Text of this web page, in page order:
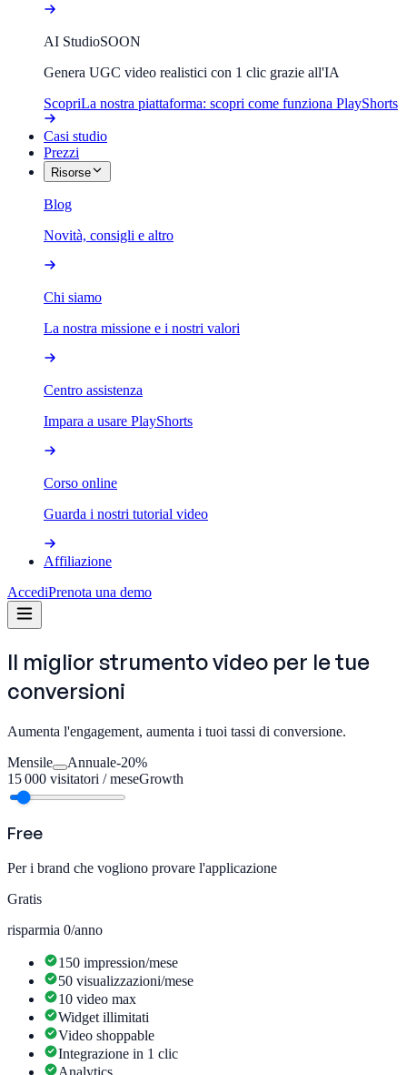
AI StudioSOON
Genera UGC video realistici con 1 clic grazie all'IA
ScopriLa nostra piattaforma: scopri come funziona PlayShorts
Casi studio
Prezzi
Risorse
Blog
Novità, consigli e altro
Chi siamo
La nostra missione e i nostri valori
Centro assistenza
Impara a usare PlayShorts
Corso online
Guarda i nostri tutorial video
Affiliazione
AccediPrenota una demo
Il miglior strumento video per le tue
conversioni
Aumenta l'engagement, aumenta i tuoi tassi di conversione.
Mensile
Annuale-20%
15 000 visitatori / meseGrowth
Free
Per i brand che vogliono provare l'applicazione
Gratis
risparmia 0/anno
150 impression/mese
50 visualizzazioni/mese
10 video max
Widget illimitati
Video shoppable
Integrazione in 1 clic